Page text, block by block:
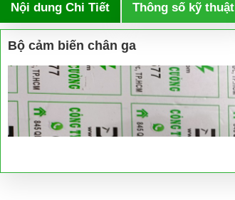
Nội dung Chi Tiết Thông số kỹ thuật
Bộ cảm biến chân ga